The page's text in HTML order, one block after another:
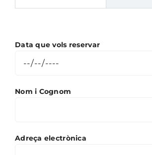
Data que vols reservar
Nom i Cognom
Adreça electrònica